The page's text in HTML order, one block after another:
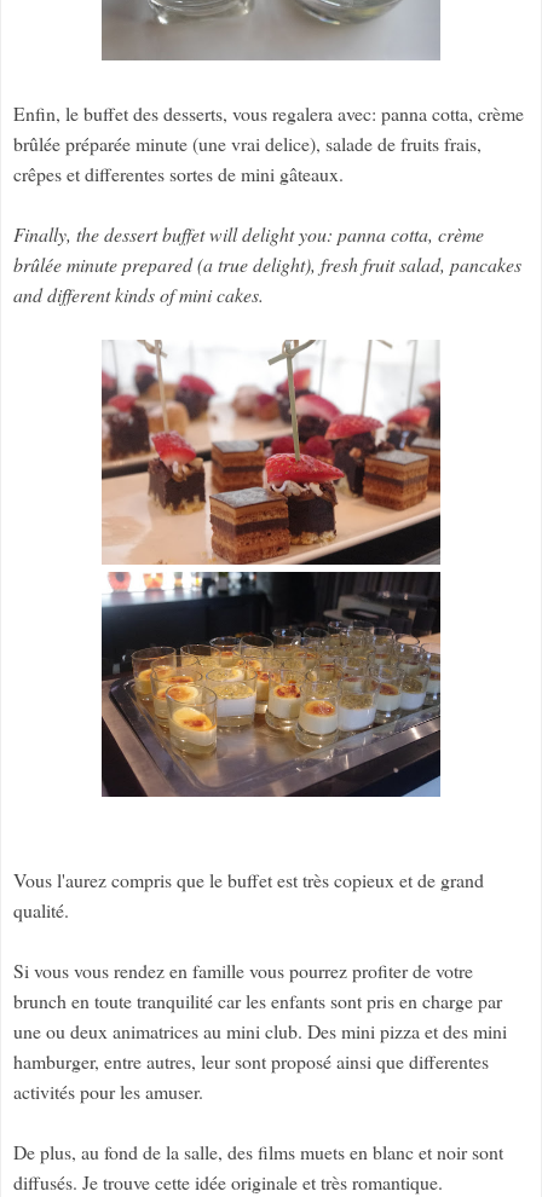
Enfin, le buffet des desserts, vous regalera avec: panna cotta, crème
brûlée préparée minute (une vrai delice), salade de fruits frais,
crêpes et differentes sortes de mini gâteaux.
Finally, the dessert buffet will delight you: panna cotta, crème
brûlée minute prepared (a true delight), fresh fruit salad, pancakes
and different kinds of mini cakes.
Vous l'aurez compris que le buffet est très copieux et de grand
qualité.
Si vous vous rendez en famille vous pourrez profiter de votre
brunch en toute tranquilité car les enfants sont pris en charge par
une ou deux animatrices au mini club. Des mini pizza et des mini
hamburger, entre autres, leur sont proposé ainsi que differentes
activités pour les amuser.
De plus, au fond de la salle, des films muets en blanc et noir sont
diffusés. Je trouve cette idée originale et très romantique.